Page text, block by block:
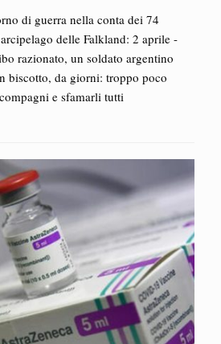
di guerra nella conta dei 74
delle Falkland: 2 aprile -
razionato, un soldato argentino
biscotto, da giorni: troppo poco
e sfamarli tutti